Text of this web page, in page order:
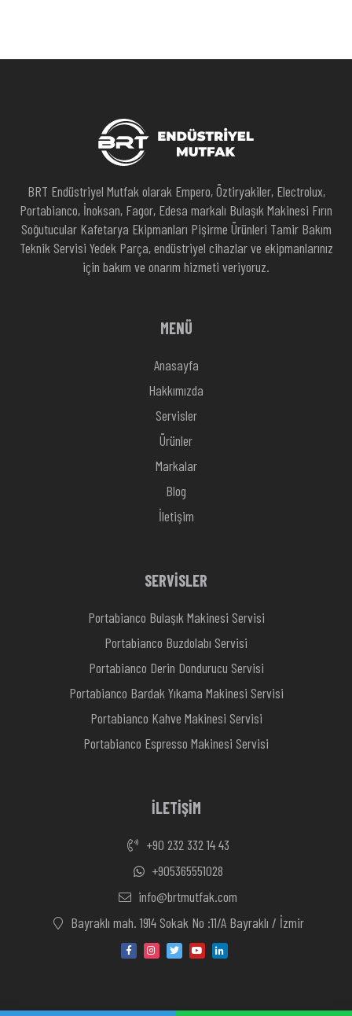
BRT Endüstriyel Mutfak olarak Empero, Öztiryakiler, Electrolux,
Portabianco, İnoksan, Fagor, Edesa markalı Bulaşık Makinesi Fırın
Soğutucular Kafetarya Ekipmanları Pişirme Ürünleri Tamir Bakım
Teknik Servisi Yedek Parça, endüstriyel cihazlar ve ekipmanlarınız
için bakım ve onarım hizmeti veriyoruz.
MENÜ
Anasayfa
Hakkımızda
Servisler
Ürünler
Markalar
Blog
İletişim
SERVİSLER
Portabianco Bulaşık Makinesi Servisi
Portabianco Buzdolabı Servisi
Portabianco Derin Dondurucu Servisi
Portabianco Bardak Yıkama Makinesi Servisi
Portabianco Kahve Makinesi Servisi
Portabianco Espresso Makinesi Servisi
İLETİŞİM
+90 232 332 14 43
+905365551028
info@brtmutfak.com
Bayraklı mah. 1914 Sokak No :11/A Bayraklı / İzmir